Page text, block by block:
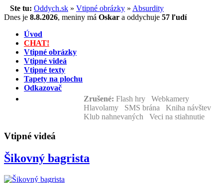
Ste tu: Oddych.sk » Vtipné obrázky » Absurdity
Dnes je 8.8.2026, meniny má Oskar a oddychuje 57 ľudí
Úvod
CHAT!
Vtipné obrázky
Vtipné videá
Vtipné texty
Tapety na plochu
Odkazovač
Zrušené: Flash hry Webkamery
Hlavolamy SMS brána Kniha návštev
Klub nahnevaných Veci na stiahnutie
Vtipné videá
Šikovný bagrista